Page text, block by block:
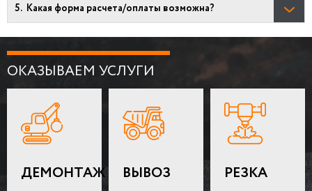
Какая форма расчета/оплаты возможна?
ОКАЗЫВАЕМ УСЛУГИ
ДЕМОНТАЖ ВЫВОЗ РЕЗКА